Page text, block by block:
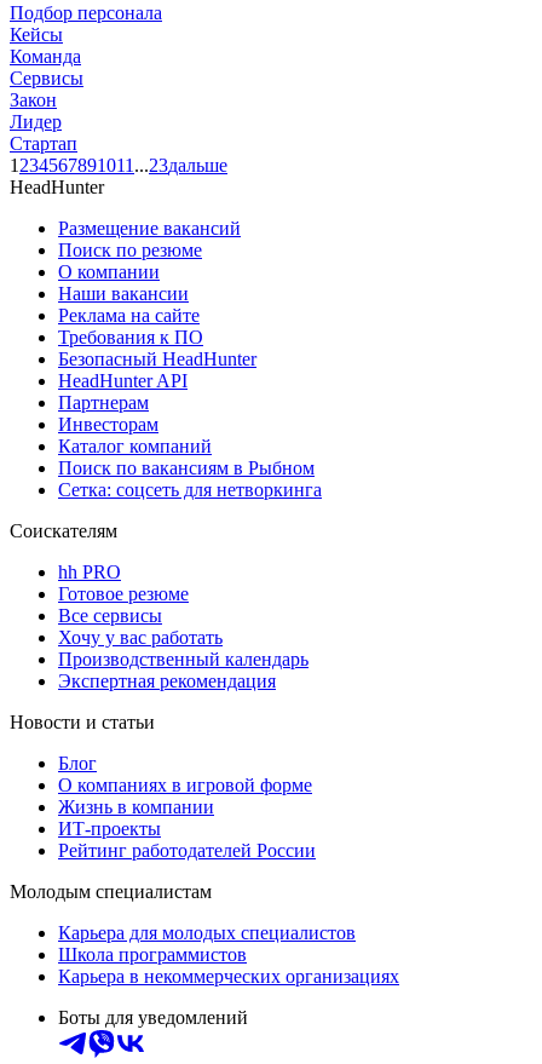
Подбор персонала
Кейсы
Команда
Сервисы
Закон
Лидер
Стартап
1 234567891011 ...23дальше
HeadHunter
Размещение вакансий
Поиск по резюме
О компании
Наши вакансии
Реклама на сайте
Требования к ПО
Безопасный HeadHunter
HeadHunter API
Партнерам
Инвесторам
Каталог компаний
Поиск по вакансиям в Рыбном
Сетка: соцсеть для нетворкинга
Соискателям
hh PRO
Готовое резюме
Все сервисы
Хочу у вас работать
Производственный календарь
Экспертная рекомендация
Новости и статьи
Блог
О компаниях в игровой форме
Жизнь в компании
ИТ-проекты
Рейтинг работодателей России
Молодым специалистам
Карьера для молодых специалистов
Школа программистов
Карьера в некоммерческих организациях
Боты для уведомлений